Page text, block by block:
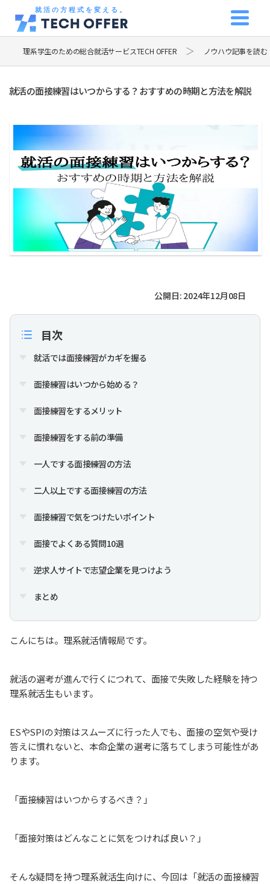
就活の方程式を変える。
理系学生のための総合就活サービスTECH OFFER ノウハウ記事を読む
就活の面接練習はいつからする？おすすめの時期と方法を解説
公開日: 2024年12月08日
目次
就活では面接練習がカギを握る
面接練習はいつから始める？
面接練習をするメリット
面接練習をする前の準備
一人でする面接練習の方法
二人以上でする面接練習の方法
面接練習で気をつけたいポイント
面接でよくある質問10選
逆求人サイトで志望企業を見つけよう
まとめ
こんにちは。理系就活情報局です。
就活の選考が進んで行くにつれて、面接で失敗した経験を持つ
理系就活生もいます。
ESやSPIの対策はスムーズに行った人でも、面接の空気や受け
答えに慣れないと、本命企業の選考に落ちてしまう可能性があ
ります。
「面接練習はいつからするべき？」
「面接対策はどんなことに気をつければ良い？」
そんな疑問を持つ理系就活生向けに、今回は「就活の面接練習